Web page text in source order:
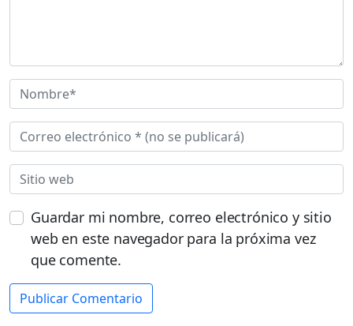
Guardar mi nombre, correo electrónico y sitio
web en este navegador para la próxima vez
que comente.